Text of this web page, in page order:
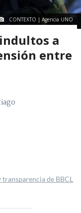
CONTEXTO | Agencia UNO
a
entre
transparencia de BBCL